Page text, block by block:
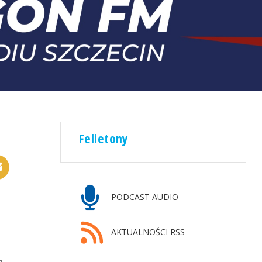
Felietony
PODCAST AUDIO
AKTUALNOŚCI RSS